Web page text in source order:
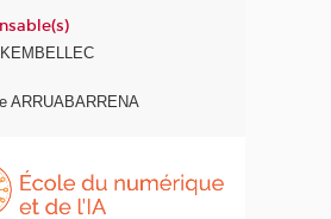
ARRUABARRENA